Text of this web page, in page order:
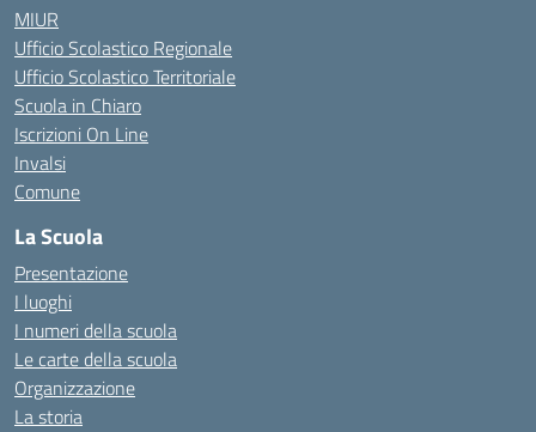
MIUR
Ufficio Scolastico Regionale
Ufficio Scolastico Territoriale
Scuola in Chiaro
Iscrizioni On Line
Invalsi
Comune
La Scuola
Presentazione
I luoghi
I numeri della scuola
Le carte della scuola
Organizzazione
La storia